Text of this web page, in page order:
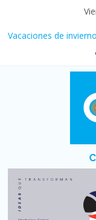
Vacaciones de
turístico: 4,6 millones
Fuerte caída de la
Central venció 1 a 0
La morosidad
Desde que asumió
denuncia crisis como